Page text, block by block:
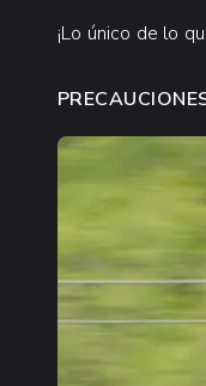
¡Lo único de lo